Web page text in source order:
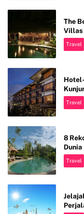
The
Villas
Travel
Travel
8
Dunia
Travel